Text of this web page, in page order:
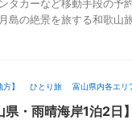
タカーなど移動手段の予
島の絶景を旅する和歌山
方】 ひとり旅 富山県内各エリ
県・雨晴海岸1泊2